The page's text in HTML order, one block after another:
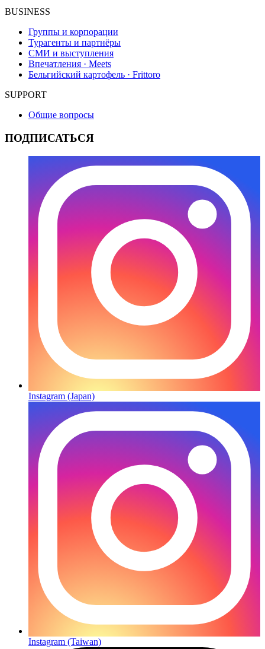
BUSINESS
Группы и корпорации
Турагенты и партнёры
СМИ и выступления
Впечатления · Meets
Бельгийский картофель · Frittoro
SUPPORT
Общие вопросы
ПОДПИСАТЬСЯ
Instagram (Japan)
Instagram (Taiwan)